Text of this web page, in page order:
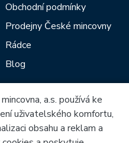
Obchodní podmínky
Prodejny České mincovny
Rádce
Blog
a.s. používá ke
uživatelského komfortu,
obsahu a reklam a